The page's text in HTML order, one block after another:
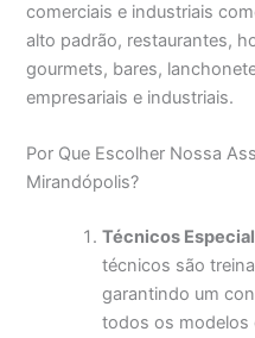
comerciais e industriais
alto padrão, restaurantes,
gourmets, bares,
empresariais e industriais.
Por Que Escolher Nossa
Mirandópolis?
Técnicos
técnicos são
garantindo um
todos os modelos